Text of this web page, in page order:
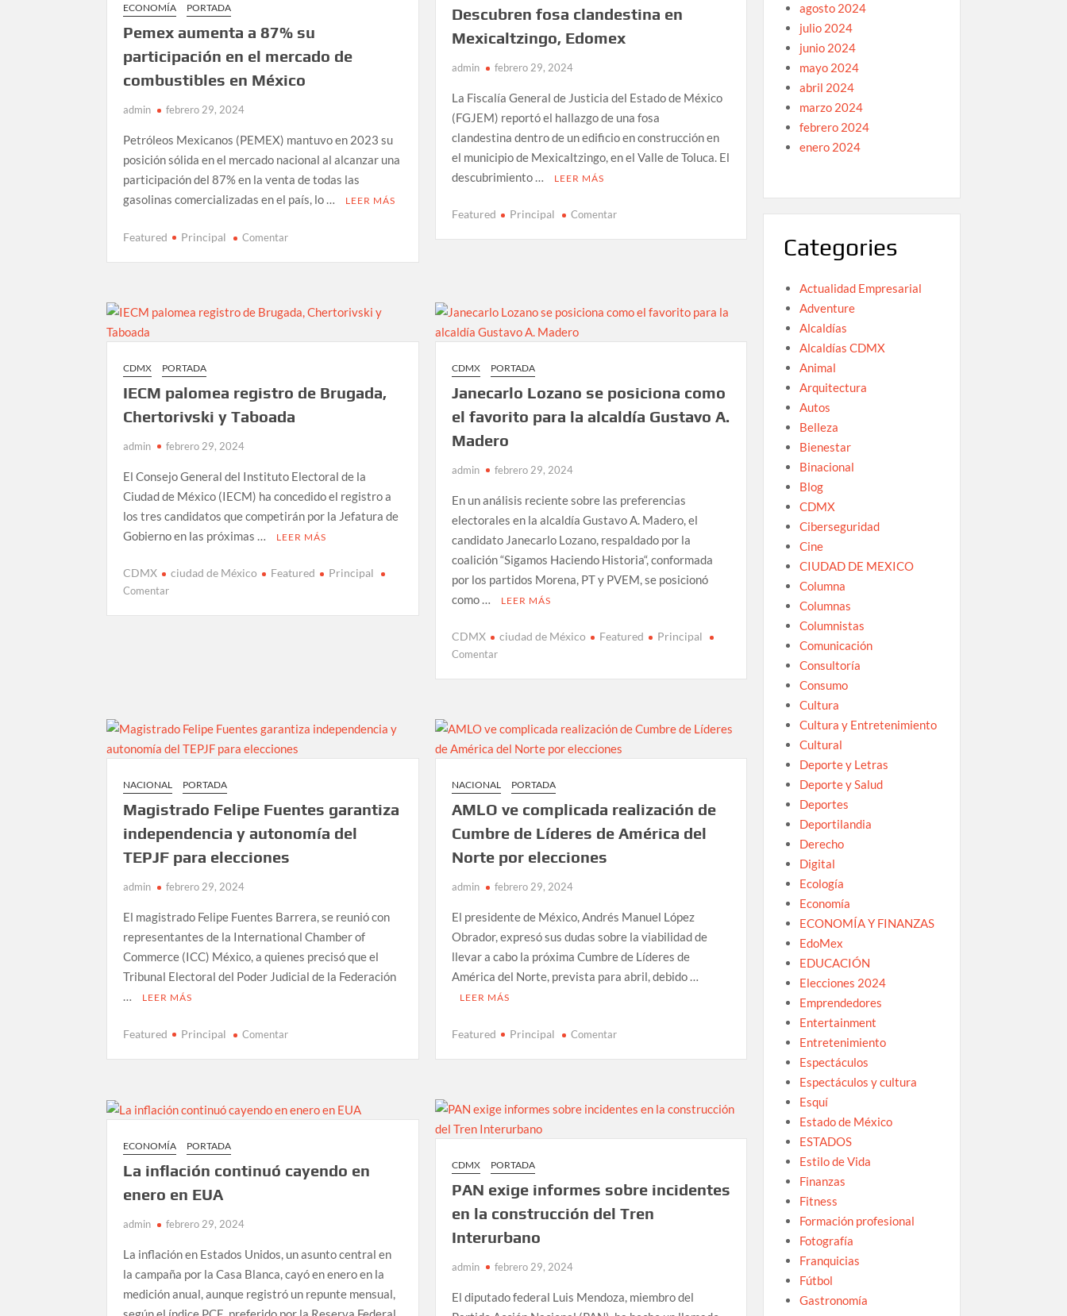
Tren
ECONOMÍA PORTADA
Pemex aumenta a 87% su
participación en el mercado de
combustibles en México
admin febrero 29, 2024
Petróleos Mexicanos (PEMEX) mantuvo en 2023 su
posición sólida en el mercado nacional al alcanzar una
participación del 87% en la venta de todas las
gasolinas comercializadas en el país, lo …
LEER MÁS
Featured Principal Comentaren
87%
participación
mercado
Descubren fosa clandestina en
Mexicaltzingo, Edomex
admin febrero 29, 2024
La Fiscalía General de Justicia del Estado de México
(FGJEM) reportó el hallazgo de una fosa
clandestina dentro de un edificio en construcción en
el municipio de Mexicaltzingo, en el Valle de Toluca. El
descubrimiento …
LEER MÁS
Featured Principal Comentaren
Edomex
CDMX PORTADA
IECM palomea registro de Brugada,
Chertorivski y Taboada
admin febrero 29, 2024
El Consejo General del Instituto Electoral de la
Ciudad de México (IECM) ha concedido el registro a
los tres candidatos que competirán por la Jefatura de
Gobierno en las próximas …
LEER MÁS
CDMX ciudad de México Featured Principal
Comentaren
Taboada
CDMX PORTADA
Janecarlo Lozano se posiciona como
el favorito para la alcaldía Gustavo A.
Madero
admin febrero 29, 2024
En un análisis reciente sobre las preferencias
electorales en la alcaldía Gustavo A. Madero, el
candidato Janecarlo Lozano, respaldado por la
coalición “Sigamos Haciendo Historia“, conformada
por los partidos Morena, PT y PVEM, se posicionó
como …
LEER MÁS
CDMX ciudad de México Featured Principal
Comentaren
posiciona
el
para
la
alcaldía
A.
Madero
NACIONAL PORTADA
Magistrado Felipe Fuentes garantiza
independencia y autonomía del
TEPJF para elecciones
admin febrero 29, 2024
El magistrado Felipe Fuentes Barrera, se reunió con
representantes de la International Chamber of
Commerce (ICC) México, a quienes precisó que el
Tribunal Electoral del Poder Judicial de la Federación
…
LEER MÁS
Featured Principal Comentaren
independencia
del
NACIONAL PORTADA
AMLO ve complicada realización de
Cumbre de Líderes de América del
Norte por elecciones
admin febrero 29, 2024
El presidente de México, Andrés Manuel López
Obrador, expresó sus dudas sobre la viabilidad de
llevar a cabo la próxima Cumbre de Líderes de
América del Norte, prevista para abril, debido …
LEER MÁS
Featured Principal Comentaren
realización
Cumbre
de
América
ECONOMÍA PORTADA
La inflación continuó cayendo en
enero en EUA
admin febrero 29, 2024
La inflación en Estados Unidos, un asunto central en
la campaña por la Casa Blanca, cayó en enero en la
medición anual, aunque registró un repunte mensual,
CDMX PORTADA
PAN exige informes sobre incidentes
en la construcción del Tren
Interurbano
admin febrero 29, 2024
El diputado federal Luis Mendoza, miembro del
agosto 2024
julio 2024
junio 2024
mayo 2024
abril 2024
marzo 2024
febrero 2024
enero 2024
Categories
Actualidad Empresarial
Adventure
Alcaldías
Alcaldías CDMX
Animal
Arquitectura
Autos
Belleza
Bienestar
Binacional
Blog
CDMX
Ciberseguridad
Cine
CIUDAD DE MEXICO
Columna
Columnas
Columnistas
Comunicación
Consultoría
Consumo
Cultura
Cultura y Entretenimiento
Cultural
Deporte y Letras
Deporte y Salud
Deportes
Deportilandia
Derecho
Digital
Ecología
Economía
ECONOMÍA Y FINANZAS
EdoMex
EDUCACIÓN
Elecciones 2024
Emprendedores
Entertainment
Entretenimiento
Espectáculos
Espectáculos y cultura
Esquí
Estado de México
ESTADOS
Estilo de Vida
Finanzas
Fitness
Formación profesional
Fotografía
Franquicias
Fútbol
Gastronomía